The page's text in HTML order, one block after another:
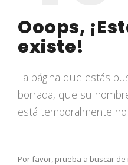
Ooops,
existe!
La página que estás
borrada, que su
está temporalmente
Por favor, prueba a buscar de